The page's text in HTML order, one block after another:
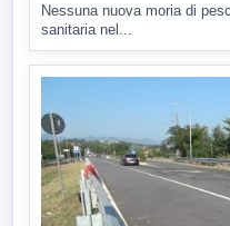
Nessuna nuova moria di
sanitaria nel...